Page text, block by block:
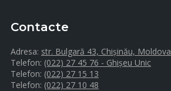
Contacte
Adresa: str. Bulgară 43, Chișinău, Moldova
Telefon: (022) 27 45 76 - Ghișeu Unic
Telefon: (022) 27 15 13
Telefon: (022) 27 10 48